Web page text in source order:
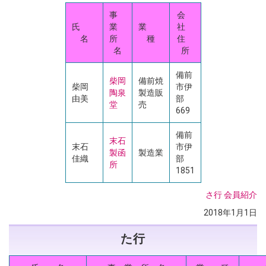
氏
名
事
業
所
名
業
種
会
社
住
所
柴岡
由美
柴岡
陶泉
堂
備前焼
製造販
売
備前
市伊
部
669
末石
佳織
末石
製函
所
製造業
備前
市伊
部
1851
さ行会員紹介
2018年1月1日
た行